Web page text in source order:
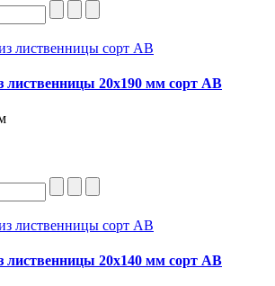
лиственницы 20х190 мм сорт AB
лиственницы 20х140 мм сорт AB